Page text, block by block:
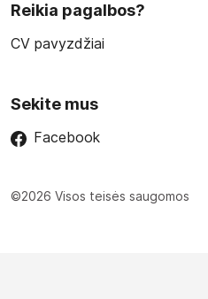
Reikia pagalbos?
CV pavyzdžiai
Sekite mus
Facebook
©2026 Visos teisės saugomos